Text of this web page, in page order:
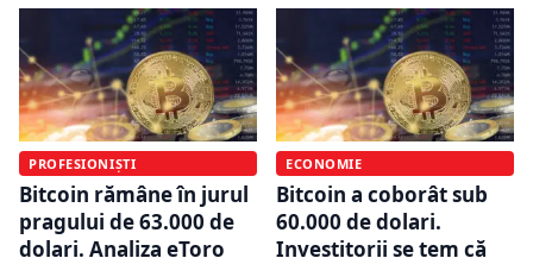
PROFESIONIȘTI
Bitcoin rămâne în jurul
pragului de 63.000 de
dolari. Analiza eToro
ECONOMIE
Bitcoin a coborât sub
60.000 de dolari.
Investitorii se tem că